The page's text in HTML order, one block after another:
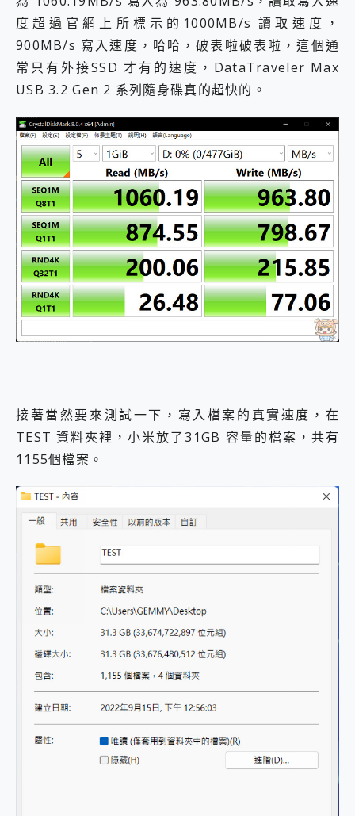
度超過官網上所標示的1000MB/s 讀取速度，
900MB/s 寫入速度，哈哈，破表啦破表啦，這個通
常只有外接SSD 才有的速度，DataTraveler Max
USB 3.2 Gen 2 系列隨身碟真的超快的。
接著當然要來測試一下，寫入檔案的真實速度，在
TEST 資料夾裡，小米放了31GB 容量的檔案，共有
1155個檔案。